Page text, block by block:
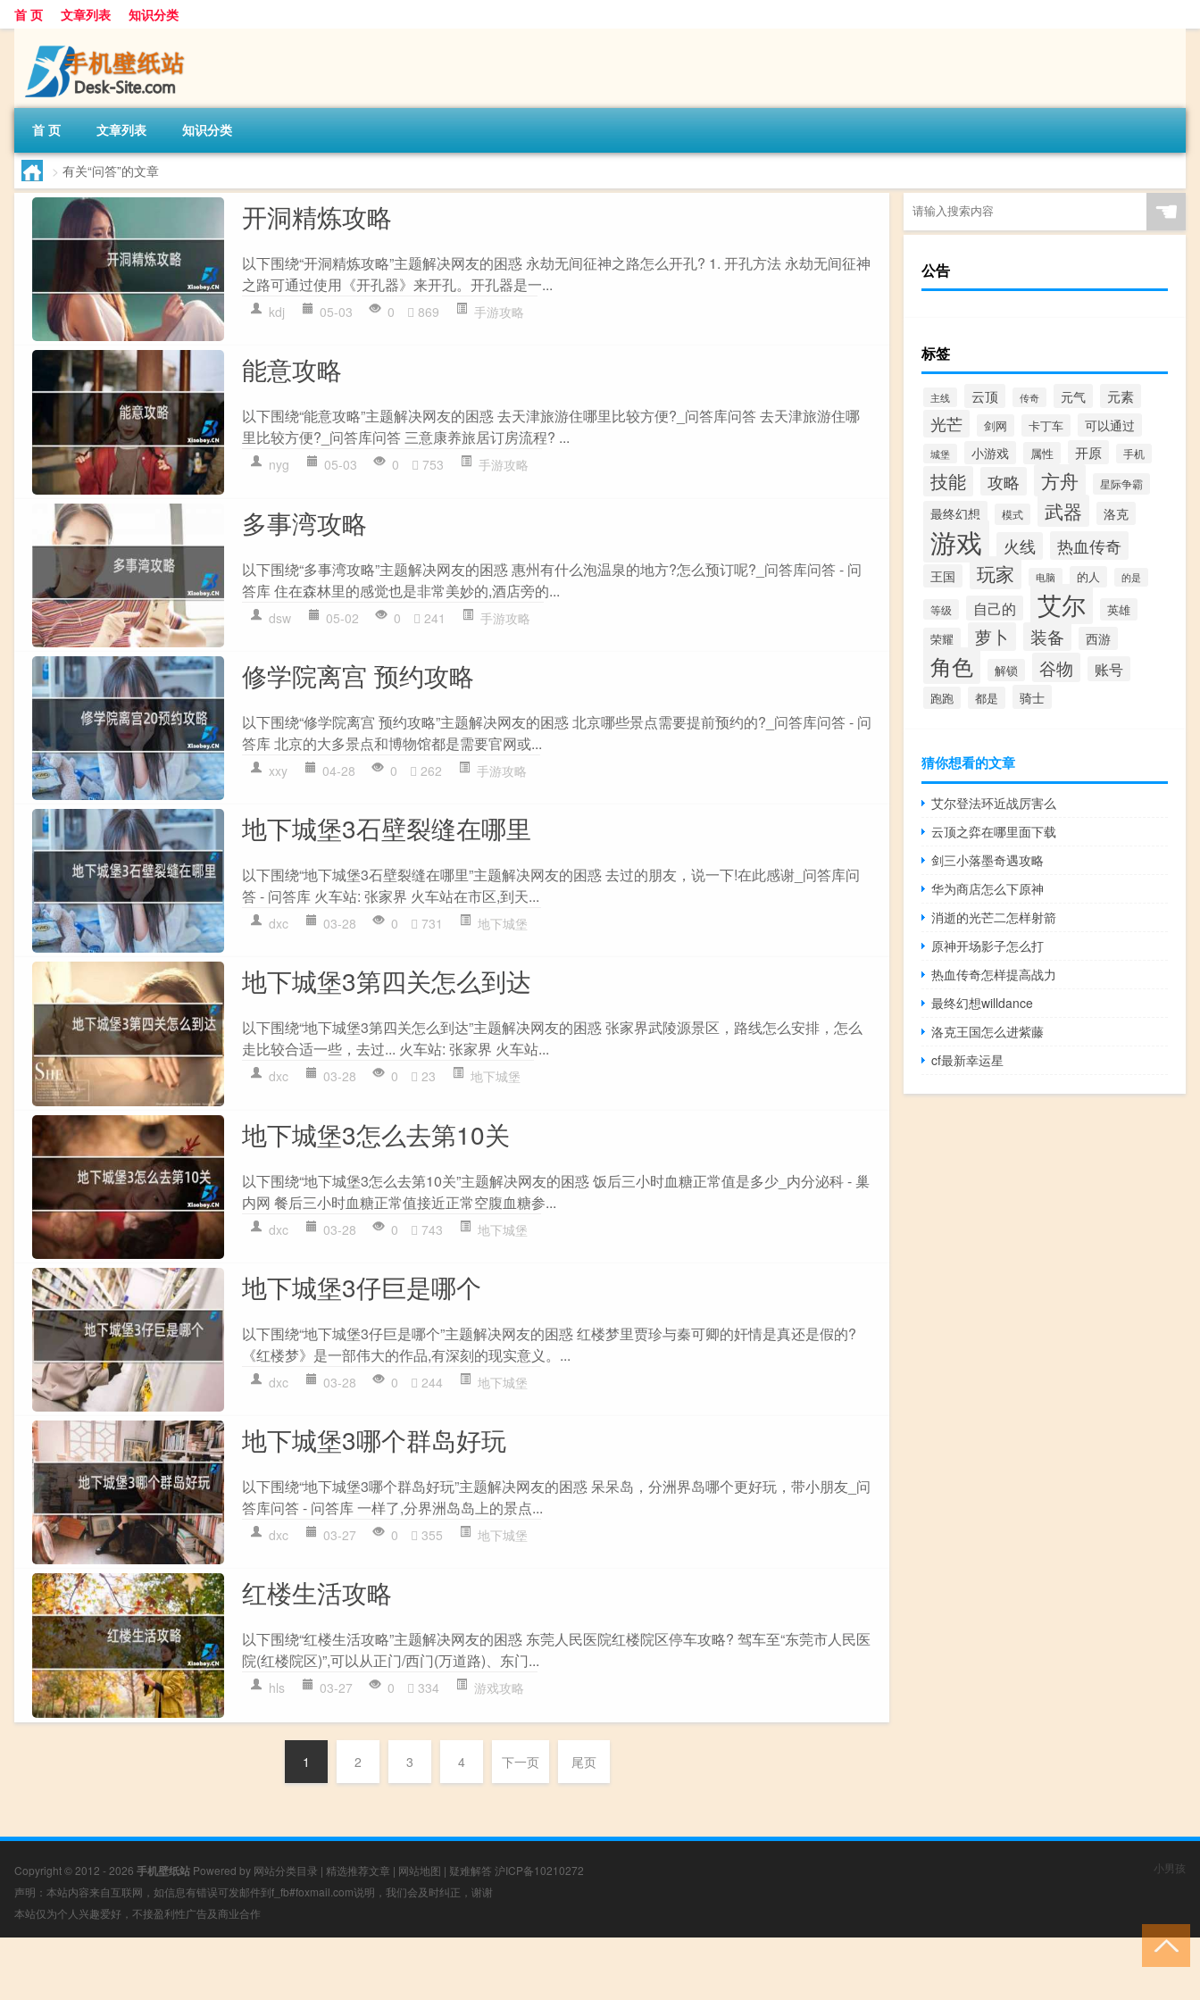
首 页 文章列表 知识分类
首 页 文章列表 知识分类
> 有关“问答”的文章
开洞精炼攻略
以下围绕“开洞精炼攻略”主题解决网友的困惑 永劫无间征神之路怎么开孔? 1. 开孔方法 永劫无间征神
之路可通过使用《开孔器》来开孔。开孔器是一...
kdj 05-03 0 869 手游攻略
能意攻略
以下围绕“能意攻略”主题解决网友的困惑 去天津旅游住哪里比较方便?_问答库问答 去天津旅游住哪
里比较方便?_问答库问答 三意康养旅居订房流程? ...
nyg 05-03 0 753 手游攻略
多事湾攻略
以下围绕“多事湾攻略”主题解决网友的困惑 惠州有什么泡温泉的地方?怎么预订呢?_问答库问答 - 问
答库 住在森林里的感觉也是非常美妙的,酒店旁的...
dsw 05-02 0 241 手游攻略
修学院离宫 预约攻略
以下围绕“修学院离宫 预约攻略”主题解决网友的困惑 北京哪些景点需要提前预约的?_问答库问答 - 问
答库 北京的大多景点和博物馆都是需要官网或...
xxy 04-28 0 262 手游攻略
地下城堡3石壁裂缝在哪里
以下围绕“地下城堡3石壁裂缝在哪里”主题解决网友的困惑 去过的朋友，说一下!在此感谢_问答库问
答 - 问答库 火车站: 张家界 火车站在市区,到天...
dxc 03-28 0 731 地下城堡
地下城堡3第四关怎么到达
以下围绕“地下城堡3第四关怎么到达”主题解决网友的困惑 张家界武陵源景区，路线怎么安排，怎么
走比较合适一些，去过... 火车站: 张家界 火车站...
dxc 03-28 0 23 地下城堡
地下城堡3怎么去第10关
以下围绕“地下城堡3怎么去第10关”主题解决网友的困惑 饭后三小时血糖正常值是多少_内分泌科 - 巢
内网 餐后三小时血糖正常值接近正常空腹血糖参...
dxc 03-28 0 743 地下城堡
地下城堡3仔巨是哪个
以下围绕“地下城堡3仔巨是哪个”主题解决网友的困惑 红楼梦里贾珍与秦可卿的奸情是真还是假的?
《红楼梦》是一部伟大的作品,有深刻的现实意义。...
dxc 03-28 0 244 地下城堡
地下城堡3哪个群岛好玩
以下围绕“地下城堡3哪个群岛好玩”主题解决网友的困惑 呆呆岛，分洲界岛哪个更好玩，带小朋友_问
答库问答 - 问答库 一样了,分界洲岛岛上的景点...
dxc 03-27 0 355 地下城堡
红楼生活攻略
以下围绕“红楼生活攻略”主题解决网友的困惑 东莞人民医院红楼院区停车攻略? 驾车至“东莞市人民医
院(红楼院区)”,可以从正门/西门(万道路)、东门...
hls 03-27 0 334 游戏攻略
1 2 3 4 下一页 尾页
☚
公告
标签
主线 云顶 传奇 元气 元素
光芒 剑网 卡丁车 可以通过
城堡 小游戏 属性 开原 手机
技能 攻略 方舟 星际争霸
最终幻想 模式 武器 洛克
游戏 火线 热血传奇
王国 玩家 电脑 的人 的是
等级 自己的 艾尔
英雄
荣耀
萝卜 装备 西游
角色 解锁 谷物 账号
跑跑 都是 骑士
猜你想看的文章
艾尔登法环近战厉害么
云顶之弈在哪里面下载
剑三小落墨奇遇攻略
华为商店怎么下原神
消逝的光芒二怎样射箭
原神开场影子怎么打
热血传奇怎样提高战力
最终幻想willdance
洛克王国怎么进紫藤
cf最新幸运星
Copyright © 2012 - 2026 手机壁纸站 Powered by 网站分类目录 | 精选推荐文章 | 网站地图 | 疑难解答 沪ICP备10210272
声明：本站内容来自互联网，如信息有错误可发邮件到f_fb#foxmail.com说明，我们会及时纠正，谢谢
本站仅为个人兴趣爱好，不接盈利性广告及商业合作
小男孩